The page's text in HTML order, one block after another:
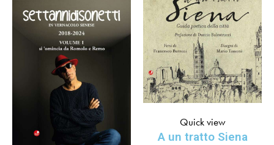
A un tratto Siena
Quick view